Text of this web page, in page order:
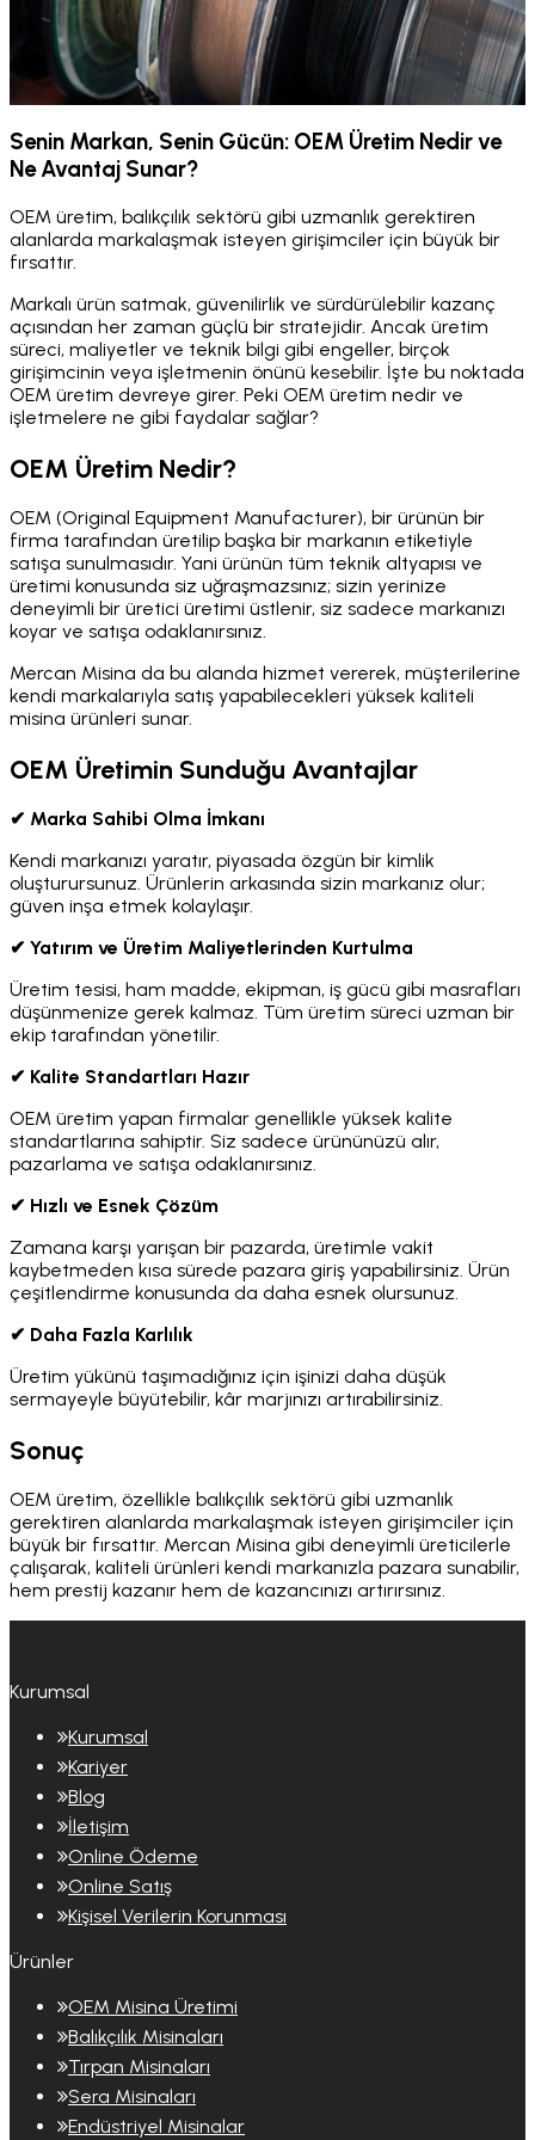
Senin Markan, Senin Gücün: OEM Üretim Nedir ve
Ne Avantaj Sunar?
OEM üretim, balıkçılık sektörü gibi uzmanlık gerektiren
alanlarda markalaşmak isteyen girişimciler için büyük bir
fırsattır.
Markalı ürün satmak, güvenilirlik ve sürdürülebilir kazanç
açısından her zaman güçlü bir stratejidir. Ancak üretim
süreci, maliyetler ve teknik bilgi gibi engeller, birçok
girişimcinin veya işletmenin önünü kesebilir. İşte bu noktada
OEM üretim devreye girer. Peki OEM üretim nedir ve
işletmelere ne gibi faydalar sağlar?
OEM Üretim Nedir?
OEM (Original Equipment Manufacturer), bir ürünün bir
firma tarafından üretilip başka bir markanın etiketiyle
satışa sunulmasıdır. Yani ürünün tüm teknik altyapısı ve
üretimi konusunda siz uğraşmazsınız; sizin yerinize
deneyimli bir üretici üretimi üstlenir, siz sadece markanızı
koyar ve satışa odaklanırsınız.
Mercan Misina da bu alanda hizmet vererek, müşterilerine
kendi markalarıyla satış yapabilecekleri yüksek kaliteli
misina ürünleri sunar.
OEM Üretimin Sunduğu Avantajlar
✔ Marka Sahibi Olma İmkanı
Kendi markanızı yaratır, piyasada özgün bir kimlik
oluşturursunuz. Ürünlerin arkasında sizin markanız olur;
güven inşa etmek kolaylaşır.
✔ Yatırım ve Üretim Maliyetlerinden Kurtulma
Üretim tesisi, ham madde, ekipman, iş gücü gibi masrafları
düşünmenize gerek kalmaz. Tüm üretim süreci uzman bir
ekip tarafından yönetilir.
✔ Kalite Standartları Hazır
OEM üretim yapan firmalar genellikle yüksek kalite
standartlarına sahiptir. Siz sadece ürününüzü alır,
pazarlama ve satışa odaklanırsınız.
✔ Hızlı ve Esnek Çözüm
Zamana karşı yarışan bir pazarda, üretimle vakit
kaybetmeden kısa sürede pazara giriş yapabilirsiniz. Ürün
çeşitlendirme konusunda da daha esnek olursunuz.
✔ Daha Fazla Karlılık
Üretim yükünü taşımadığınız için işinizi daha düşük
sermayeyle büyütebilir, kâr marjınızı artırabilirsiniz.
Sonuç
OEM üretim, özellikle balıkçılık sektörü gibi uzmanlık
gerektiren alanlarda markalaşmak isteyen girişimciler için
büyük bir fırsattır. Mercan Misina gibi deneyimli üreticilerle
çalışarak, kaliteli ürünleri kendi markanızla pazara sunabilir,
hem prestij kazanır hem de kazancınızı artırırsınız.
Kurumsal
Kurumsal
Kariyer
Blog
İletişim
Online Ödeme
Online Satış
Kişisel Verilerin Korunması
Ürünler
OEM Misina Üretimi
Balıkçılık Misinaları
Tırpan Misinaları
Sera Misinaları
Endüstriyel Misinalar